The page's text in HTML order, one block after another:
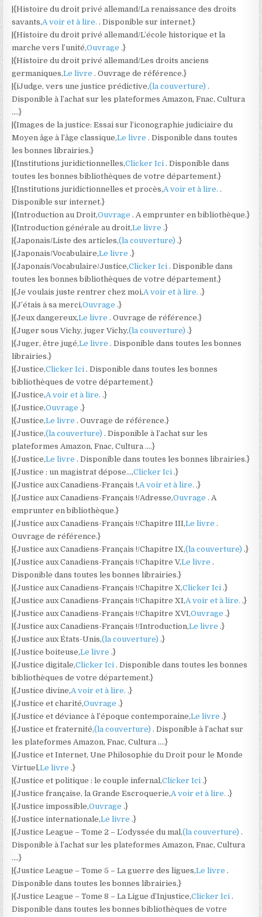
|{Histoire du droit privé allemand/La renaissance des droits
savants,A voir et à lire.. Disponible sur internet.}
|{Histoire du droit privé allemand/L’école historique et la
marche vers l’unité,Ouvrage.}
|{Histoire du droit privé allemand/Les droits anciens
germaniques,Le livre. Ouvrage de référence.}
|{iJudge, vers une justice prédictive,(la couverture).
Disponible à l’achat sur les plateformes Amazon, Fnac, Cultura
….}
|{Images de la justice: Essai sur l’iconographie judiciaire du
Moyen âge à l’âge classique,Le livre. Disponible dans toutes
les bonnes librairies.}
|{Institutions juridictionnelles,Clicker Ici. Disponible dans
toutes les bonnes bibliothèques de votre département.}
|{Institutions juridictionnelles et procès,A voir et à lire..
Disponible sur internet.}
|{Introduction au Droit,Ouvrage. A emprunter en bibliothèque.}
|{Introduction générale au droit,Le livre.}
|{Japonais/Liste des articles,(la couverture).}
|{Japonais/Vocabulaire,Le livre.}
|{Japonais/Vocabulaire/Justice,Clicker Ici. Disponible dans
toutes les bonnes bibliothèques de votre département.}
|{Je voulais juste rentrer chez moi,A voir et à lire..}
|{J’étais à sa merci,Ouvrage.}
|{Jeux dangereux,Le livre. Ouvrage de référence.}
|{Juger sous Vichy, juger Vichy,(la couverture).}
|{Juger, être jugé,Le livre. Disponible dans toutes les bonnes
librairies.}
|{Justice,Clicker Ici. Disponible dans toutes les bonnes
bibliothèques de votre département.}
|{Justice,A voir et à lire..}
|{Justice,Ouvrage.}
|{Justice,Le livre. Ouvrage de référence.}
|{Justice,(la couverture). Disponible à l’achat sur les
plateformes Amazon, Fnac, Cultura ….}
|{Justice,Le livre. Disponible dans toutes les bonnes librairies.}
|{Justice : un magistrat dépose…,Clicker Ici.}
|{Justice aux Canadiens-Français !,A voir et à lire..}
|{Justice aux Canadiens-Français !/Adresse,Ouvrage. A
emprunter en bibliothèque.}
|{Justice aux Canadiens-Français !/Chapitre III,Le livre.
Ouvrage de référence.}
|{Justice aux Canadiens-Français !/Chapitre IX,(la couverture).}
|{Justice aux Canadiens-Français !/Chapitre V,Le livre.
Disponible dans toutes les bonnes librairies.}
|{Justice aux Canadiens-Français !/Chapitre X,Clicker Ici.}
|{Justice aux Canadiens-Français !/Chapitre XI,A voir et à lire..}
|{Justice aux Canadiens-Français !/Chapitre XVI,Ouvrage.}
|{Justice aux Canadiens-Français !/Introduction,Le livre.}
|{Justice aux États-Unis,(la couverture).}
|{Justice boiteuse,Le livre.}
|{Justice digitale,Clicker Ici. Disponible dans toutes les bonnes
bibliothèques de votre département.}
|{Justice divine,A voir et à lire..}
|{Justice et charité,Ouvrage.}
|{Justice et déviance à l’époque contemporaine,Le livre.}
|{Justice et fraternité,(la couverture). Disponible à l’achat sur
les plateformes Amazon, Fnac, Cultura ….}
|{Justice et Internet, Une Philosophie du Droit pour le Monde
Virtuel,Le livre.}
|{Justice et politique : le couple infernal,Clicker Ici.}
|{Justice française, la Grande Escroquerie,A voir et à lire..}
|{Justice impossible,Ouvrage.}
|{Justice internationale,Le livre.}
|{Justice League – Tome 2 – L’odyssée du mal,(la couverture).
Disponible à l’achat sur les plateformes Amazon, Fnac, Cultura
….}
|{Justice League – Tome 5 – La guerre des ligues,Le livre.
Disponible dans toutes les bonnes librairies.}
|{Justice League – Tome 8 – La Ligue d’Injustice,Clicker Ici.
Disponible dans toutes les bonnes bibliothèques de votre